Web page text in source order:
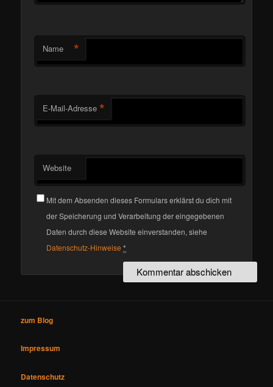
Name *
E-Mail-Adresse *
Website
Mit dem Absenden dieses Formulars erklärst du dich mit
der Speicherung und Verarbeitung der eingegebenen
Daten durch diese Website einverstanden, siehe
Datenschutz-Hinweise *
zum Blog
Impressum
Datenschutz